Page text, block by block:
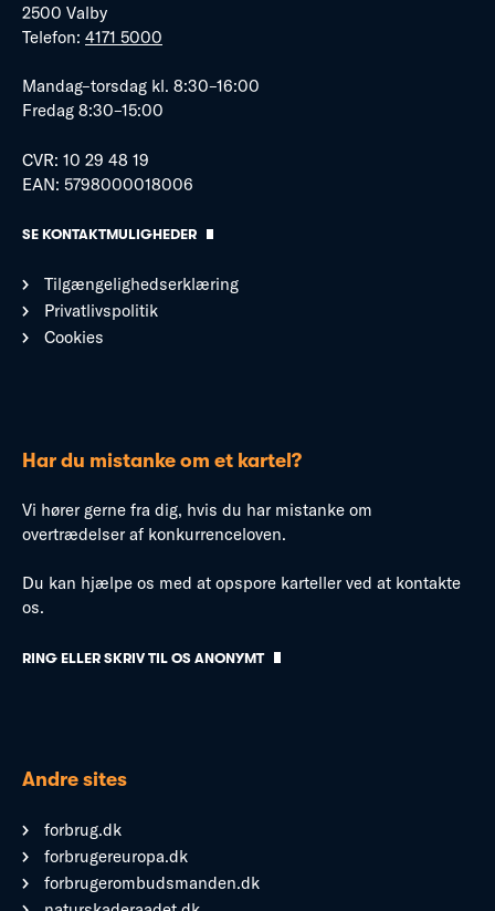
2500 Valby
Telefon: 4171 5000
Mandag–torsdag kl. 8:30–16:00
Fredag 8:30–15:00
CVR: 10 29 48 19
EAN: 5798000018006
SE KONTAKTMULIGHEDER
Tilgængelighedserklæring
Privatlivspolitik
Cookies
Har du mistanke om et kartel?
Vi hører gerne fra dig, hvis du har mistanke om
overtrædelser af konkurrenceloven.
Du kan hjælpe os med at opspore karteller ved at kontakte
os.
RING ELLER SKRIV TIL OS ANONYMT
Andre sites
forbrug.dk
forbrugereuropa.dk
forbrugerombudsmanden.dk